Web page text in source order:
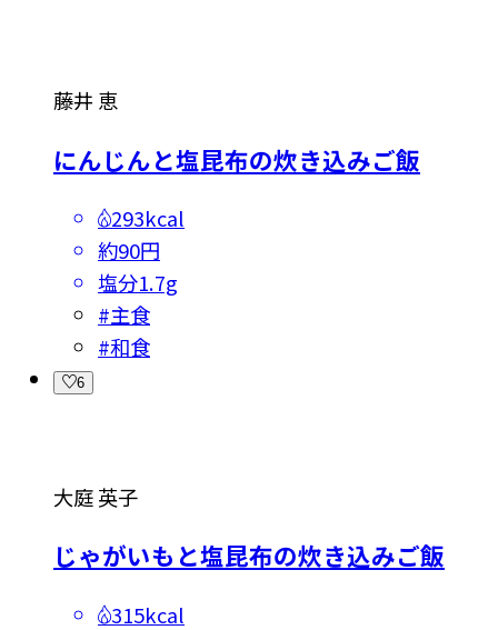
藤井 恵
にんじんと塩昆布の炊き込みご飯
293kcal
約90円
塩分1.7g
#主食
#和食
6
大庭 英子
じゃがいもと塩昆布の炊き込みご飯
315kcal